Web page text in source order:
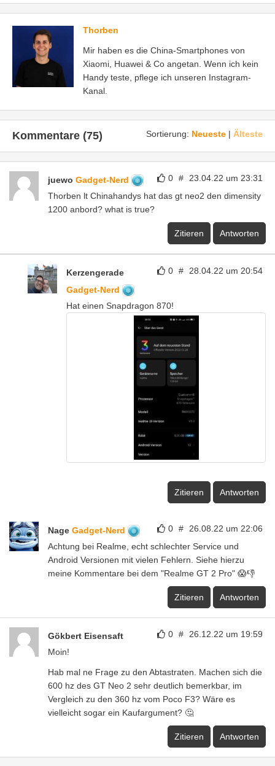
Thorben
Mir haben es die China-Smartphones von
Xiaomi, Huawei & Co angetan. Wenn ich kein
Handy teste, pflege ich unseren Instagram-
Kanal.
Sortierung: Neueste | Älteste
Kommentare (75)
0 # 23.04.22 um 23:31
juewo Gadget-Nerd
Thorben lt Chinahandys hat das gt neo2 den dimensity
1200 anbord? what is true?
Zitieren Antworten
0 # 28.04.22 um 20:54
Kerzengerade
Gadget-Nerd
Hat einen Snapdragon 870!
Zitieren Antworten
0 # 26.08.22 um 22:06
Nage Gadget-Nerd
Achtung bei Realme, echt schlechter Service und
Android Versionen mit vielen Fehlern. Siehe hierzu
meine Kommentare bei dem "Realme GT 2 Pro" 😱👎
Zitieren Antworten
0 # 26.12.22 um 19:59
Gökbert Eisensaft
Moin!
Hab mal ne Frage zu den Abtastraten. Machen sich die
600 hz des GT Neo 2 sehr deutlich bemerkbar, im
Vergleich zu den 360 hz vom Poco F3? Wäre es
vielleicht sogar ein Kaufargument? 🤔
Zitieren Antworten